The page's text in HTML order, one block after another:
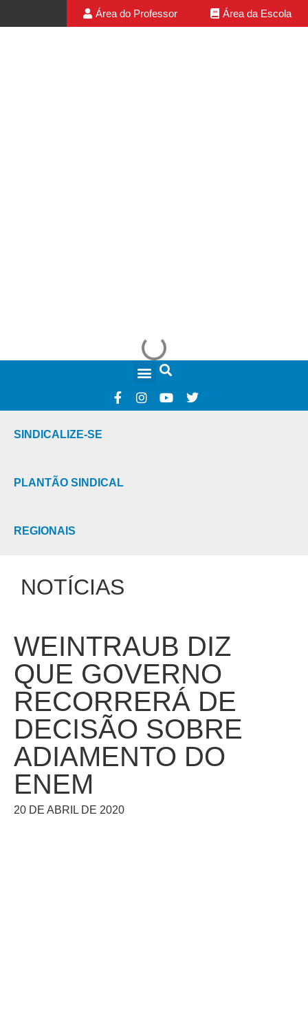
Área do Professor Área da Escola
SINDICALIZE-SE
PLANTÃO SINDICAL
REGIONAIS
NOTÍCIAS
WEINTRAUB DIZ
QUE GOVERNO
RECORRERÁ DE
DECISÃO SOBRE
ADIAMENTO DO
ENEM
20 DE ABRIL DE 2020